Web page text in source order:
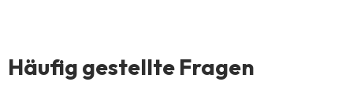
Häufig gestellte Fragen